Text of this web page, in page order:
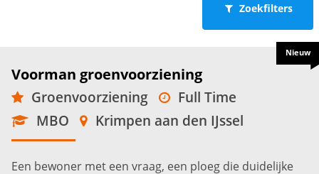
Zoekfilters
Voorman groenvoorziening
Groenvoorziening
Full Time
MBO
Krimpen aan den IJssel
Een bewoner met een vraag, een ploeg die duidelijke
Nieuw